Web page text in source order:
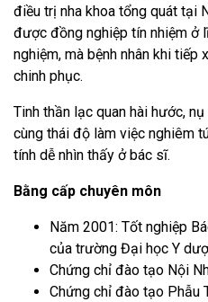
điều trị nha khoa tổng quát tại
được đồng nghiệp tín nhiệm ở
nghiệm, mà bệnh nhân khi
chinh phục.
Tinh thần lạc quan hài hước,
cùng thái độ làm việc nghiêm
tính dễ nhìn thấy ở bác sĩ.
Bằng cấp chuyên môn
Năm 2001: Tốt nghiệp
của trường Đại học Y
Chứng chỉ đào tạo Nội
Chứng chỉ đào tạo Phẫu